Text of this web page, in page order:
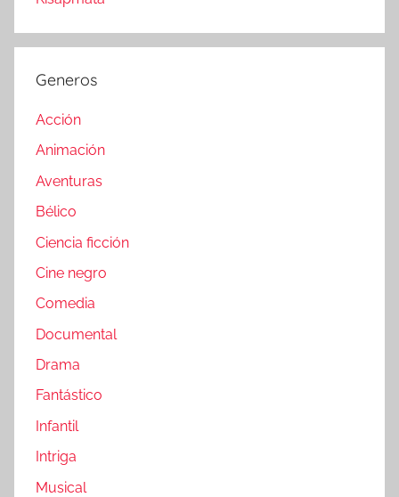
Generos
Acción
Animación
Aventuras
Bélico
Ciencia ficción
Cine negro
Comedia
Documental
Drama
Fantástico
Infantil
Intriga
Musical